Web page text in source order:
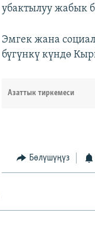
убактылуу жабык
Эмгек жана
бүгүнкү күндө
Азаттык тиркемеси
Бөлүшүңүз